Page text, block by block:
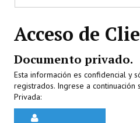
ZONA DE CLIENTES
PRODUCTOS
DOCUMENTACIÓN
SERVICIOS
Acceso de
Documento privado.
Esta información es confidencial y
registrados. Ingrese a continuación
Privada: